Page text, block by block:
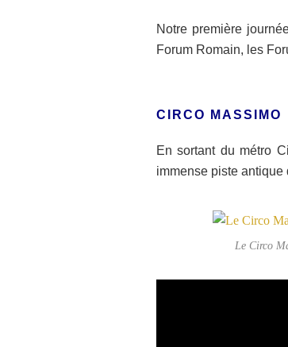
Notre première
Forum Romain, les
CIRCO MASSIMO
En sortant du métro
immense piste antique
Le Circo